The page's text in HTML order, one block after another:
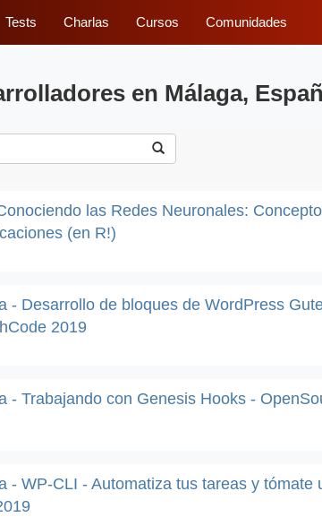
Tests Charlas Cursos Comunidades
en Málaga,
las Redes Neuronales:
(en R!)
- Desarrollo de bloques de WordPress
2019
- Trabajando con Genesis Hooks -
- WP-CLI - Automatiza tus tareas y tómate